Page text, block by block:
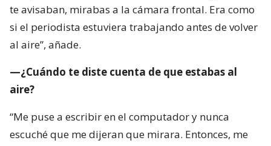
te avisaban, mirabas a la cámara frontal. Era como
si el periodista estuviera trabajando antes de volver
al aire”, añade.
—¿Cuándo te diste cuenta de que estabas al
aire?
“Me puse a escribir en el computador y nunca
escuché que me dijeran que mirara. Entonces, me